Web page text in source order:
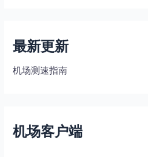
最新更新
机场测速指南
机场客户端